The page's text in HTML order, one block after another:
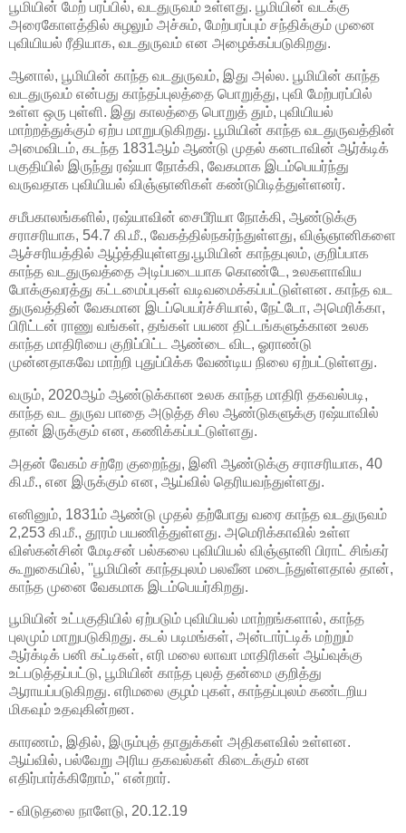
பூமியின் மேற் பரப்பில், வடதுருவம் உள்ளது. பூமியின் வடக்கு
அரைகோளத்தில் சுழலும் அச்சும், மேற்பரப்பும் சந்திக்கும் முனை
புவியியல் ரீதியாக, வடதுருவம் என அழைக்கப்படுகிறது.
ஆனால், பூமியின் காந்த வடதுருவம், இது அல்ல. பூமியின் காந்த
வடதுருவம் என்பது காந்தப்புலத்தை பொறுத்து, புவி மேற்பரப்பில்
உள்ள ஒரு புள்ளி. இது காலத்தை பொறுத் தும், புவியியல்
மாற்றத்துக்கும் ஏற்ப மாறுபடுகிறது. பூமியின் காந்த வடதுருவத்தின்
அமைவிடம், கடந்த 1831ஆம் ஆண்டு முதல் கனடாவின் ஆர்க்டிக்
பகுதியில் இருந்து ரஷ்யா நோக்கி, வேகமாக இடம்பெயர்ந்து
வருவதாக புவியியல் விஞ்ஞானிகள் கண்டுபிடித்துள்ளனர்.
சமீபகாலங்களில், ரஷ்யாவின் சைபீரியா நோக்கி, ஆண்டுக்கு
சராசரியாக, 54.7 கி.மீ., வேகத்தில்நகர்ந்துள்ளது, விஞ்ஞானிகளை
ஆச்சரியத்தில் ஆழ்த்தியுள்ளது.பூமியின் காந்தபுலம், குறிப்பாக
காந்த வடதுருவத்தை அடிப்படையாக கொண்டே, உலகளாவிய
போக்குவரத்து கட்டமைப்புகள் வடிவமைக்கப்பட்டுள்ளன. காந்த வட
துருவத்தின் வேகமான இடப்பெயர்ச்சியால், நேட்டோ, அமெரிக்கா,
பிரிட்டன் ராணு வங்கள், தங்கள் பயண திட்டங்களுக்கான உலக
காந்த மாதிரியை குறிப்பிட்ட ஆண்டை விட, ஓராண்டு
முன்னதாகவே மாற்றி புதுப்பிக்க வேண்டிய நிலை ஏற்பட்டுள்ளது.
வரும், 2020ஆம் ஆண்டுக்கான உலக காந்த மாதிரி தகவல்படி,
காந்த வட துருவ பாதை அடுத்த சில ஆண்டுகளுக்கு ரஷ்யாவில்
தான் இருக்கும் என, கணிக்கப்பட்டுள்ளது.
அதன் வேகம் சற்றே குறைந்து, இனி ஆண்டுக்கு சராசரியாக, 40
கி.மீ., என இருக்கும் என, ஆய்வில் தெரியவந்துள்ளது.
எனினும், 1831ம் ஆண்டு முதல் தற்போது வரை காந்த வடதுருவம்
2,253 கி.மீ., தூரம் பயணித்துள்ளது. அமெரிக்காவில் உள்ள
விஸ்கன்சின் மேடிசன் பல்கலை புவியியல் விஞ்ஞானி பிராட் சிங்கர்
கூறுகையில், ''பூமியின் காந்தபுலம் பலவீன மடைந்துள்ளதால் தான்,
காந்த முனை வேகமாக இடம்பெயர்கிறது.
பூமியின் உட்பகுதியில் ஏற்படும் புவியியல் மாற்றங்களால், காந்த
புலமும் மாறுபடுகிறது. கடல் படிமங்கள், அன்டார்ட்டிக் மற்றும்
ஆர்க்டிக் பனி கட்டிகள், எரி மலை லாவா மாதிரிகள் ஆய்வுக்கு
உட்படுத்தப்பட்டு, பூமியின் காந்த புலத் தன்மை குறித்து
ஆராயப்படுகிறது. எரிமலை குழம் புகள், காந்தப்புலம் கண்டறிய
மிகவும் உதவுகின்றன.
காரணம், இதில், இரும்புத் தாதுக்கள் அதிகளவில் உள்ளன.
ஆய்வில், பல்வேறு அரிய தகவல்கள் கிடைக்கும் என
எதிர்பார்க்கிறோம்,'' என்றார்.
- விடுதலை நாளேடு, 20.12.19